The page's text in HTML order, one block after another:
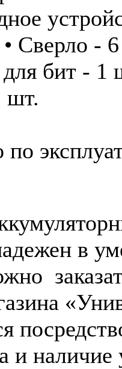
Сверло -
бит - 1
шт.
по
в
и